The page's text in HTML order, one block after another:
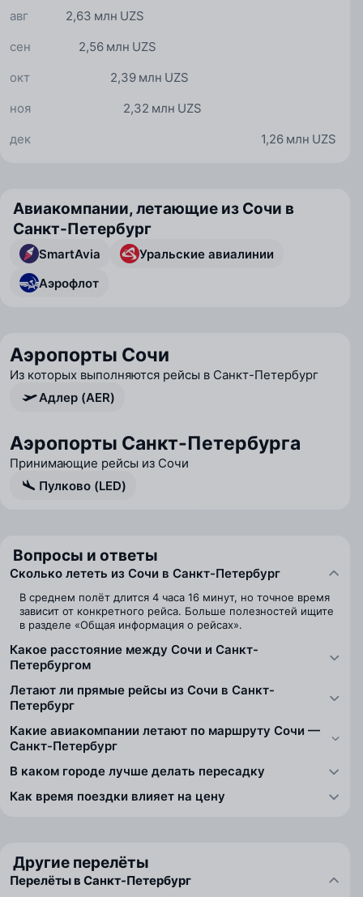
2,63 млн UZS
авг
2,56 млн UZS
сен
2,39 млн UZS
окт
2,32 млн UZS
ноя
1,26 млн UZS
дек
Авиакомпании, летающие из Сочи в
Санкт-Петербург
SmartAvia
Уральские авиалинии
Аэрофлот
Аэропорты Сочи
Из которых выполняются рейсы в Санкт-Петербург
Адлер (AER)
Аэропорты Санкт-Петербурга
Принимающие рейсы из Сочи
Пулково (LED)
Вопросы и ответы
Сколько лететь из Сочи в Санкт-Петербург
В среднем полёт длится 4 часа 16 минут, но точное время
зависит от конкретного рейса. Больше полезностей ищите
в разделе «Общая информация о рейсах».
Какое расстояние между Сочи и Санкт-
Петербургом
Летают ли прямые рейсы из Сочи в Санкт-
Петербург
Какие авиакомпании летают по маршруту Сочи —
Санкт-Петербург
В каком городе лучше делать пересадку
Как время поездки влияет на цену
Другие перелёты
Перелёты в Санкт-Петербург